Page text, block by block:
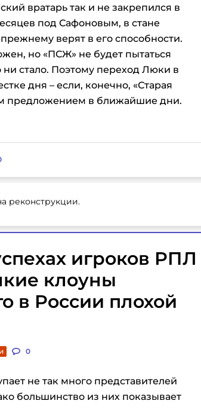
вратарь так и не закрепился в
под Сафоновым, в стане
верят в его способности.
но «ПСЖ» не будет пытаться
ни стало. Поэтому переход Люки в
дня – если, конечно, «Старая
предложением в ближайшие дни.
реконструкции.
игроков РПЛ
клоуны
в России плохой
0
не так много представителей
большинство из них показывает